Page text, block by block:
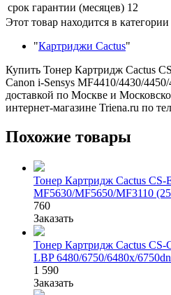
срок гарантии (месяцев) 12
Этот товар находится в категории
"Картриджи Cactus"
Купить Тонер Картридж Cactus
Canon i-Sensys MF4410/4430/
доставкой по Москве и
интернет-магазине Triena.ru по
Похожие товары
Тонер Картридж Cactus
MF5630/MF5650/MF3110
760
Заказать
Тонер Картридж Cactus
LBP 6480/6750/6480x/
1 590
Заказать